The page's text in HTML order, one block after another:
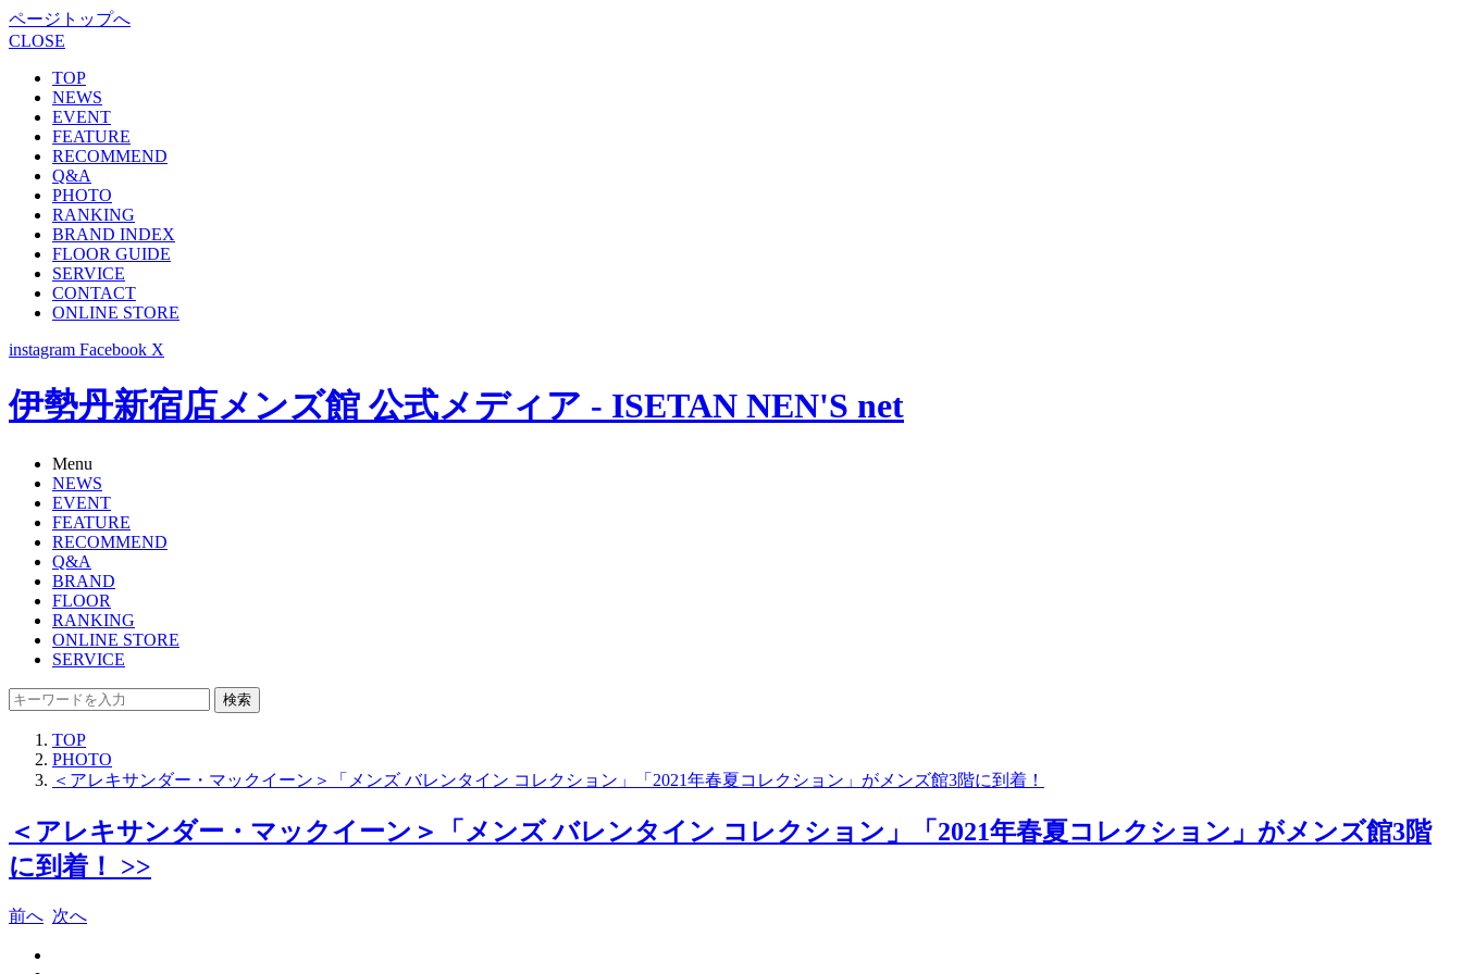
ページトップへ
CLOSE
TOP
NEWS
EVENT
FEATURE
RECOMMEND
Q&A
PHOTO
RANKING
BRAND INDEX
FLOOR GUIDE
SERVICE
CONTACT
ONLINE STORE
instagram Facebook X
伊勢丹新宿店メンズ館 公式メディア - ISETAN NEN'S net
Menu
NEWS
EVENT
FEATURE
RECOMMEND
Q&A
BRAND
FLOOR
RANKING
ONLINE STORE
SERVICE
検索
TOP
PHOTO
＜アレキサンダー・マックイーン＞「メンズ バレンタイン コレクション」「2021年春夏コレクション」がメンズ館3階に到着！
＜アレキサンダー・マックイーン＞「メンズ バレンタイン コレクション」「2021年春夏コレクション」がメンズ館3階
に到着！ >>
前へ 次へ